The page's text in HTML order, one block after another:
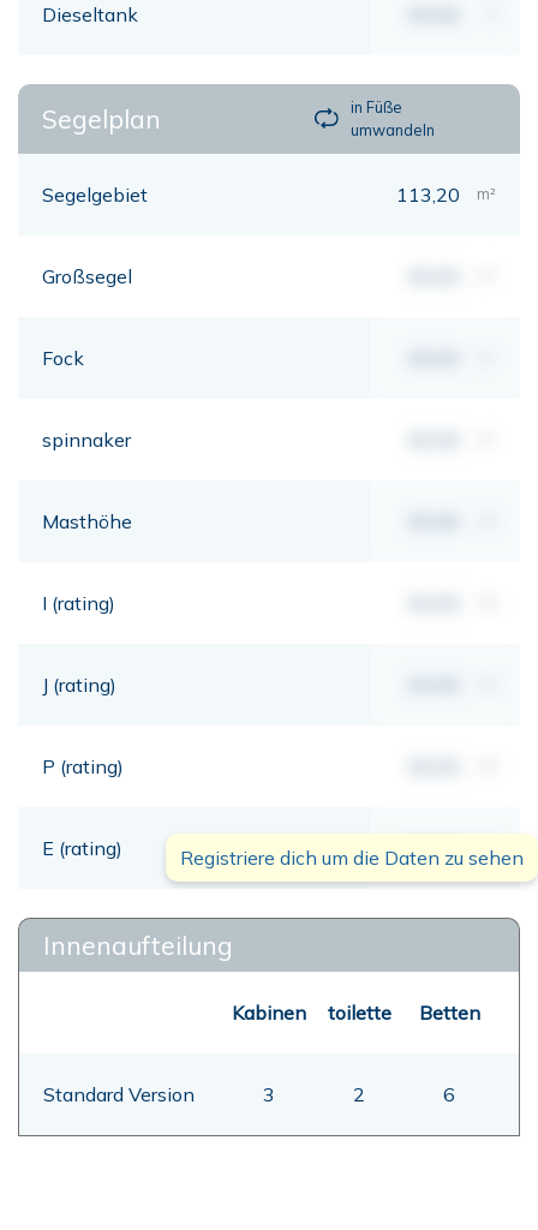
Dieseltank
Segelplan
in Füße
umwandeln
Segelgebiet 113,20 m²
Großsegel
Fock
spinnaker
Masthöhe
I (rating)
J (rating)
P (rating)
E (rating) 00,00 mt
Registriere dich um die Daten zu sehen
Innenaufteilung
Kabinen toilette Betten
Standard Version 3 2 6